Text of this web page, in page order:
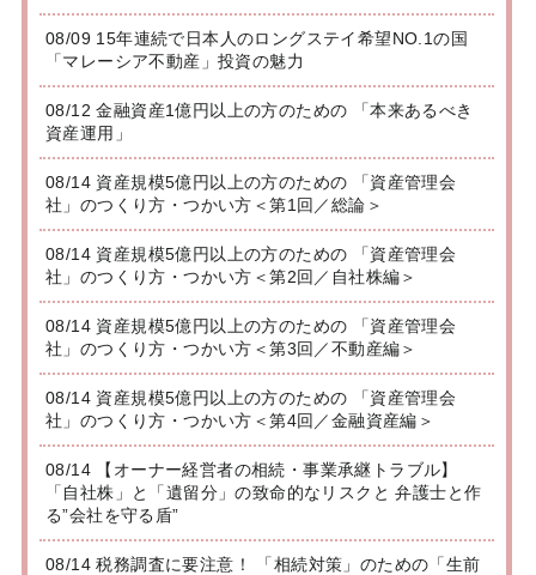
08/09 15年連続で日本人のロングステイ希望NO.1の国
「マレーシア不動産」投資の魅力
08/12 金融資産1億円以上の方のための 「本来あるべき
資産運用」
08/14 資産規模5億円以上の方のための 「資産管理会
社」のつくり方・つかい方＜第1回／総論＞
08/14 資産規模5億円以上の方のための 「資産管理会
社」のつくり方・つかい方＜第2回／自社株編＞
08/14 資産規模5億円以上の方のための 「資産管理会
社」のつくり方・つかい方＜第3回／不動産編＞
08/14 資産規模5億円以上の方のための 「資産管理会
社」のつくり方・つかい方＜第4回／金融資産編＞
08/14 【オーナー経営者の相続・事業承継トラブル】
「自社株」と「遺留分」の致命的なリスクと 弁護士と作
る”会社を守る盾”
08/14 税務調査に要注意！ 「相続対策」のための「生前